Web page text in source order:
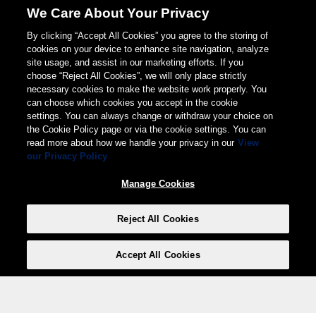
We Care About Your Privacy
By clicking “Accept All Cookies” you agree to the storing of
cookies on your device to enhance site navigation, analyze
site usage, and assist in our marketing efforts. If you
choose “Reject All Cookies”, we will only place strictly
necessary cookies to make the website work properly. You
can choose which cookies you accept in the cookie
settings. You can always change or withdraw your choice on
the Cookie Policy page or via the cookie settings. You can
read more about how we handle your privacy in our View
our Privacy Policy
Manage Cookies
Reject All Cookies
Accept All Cookies